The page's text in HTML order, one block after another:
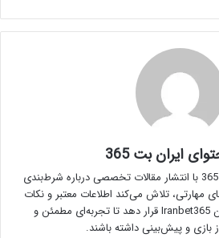
ایران بت 365
تیم تولید محتوای ایران بت 365 با انتشار مقالات تخصصی درباره شرط‌بندی
مهارتی، تلاش می‌کند اطلاعات معتبر و نکات
کاربردی را در اختیار کاربران Iranbet365 قرار دهد تا تجربه‌ای مطمئن و
بازی و پیش‌بینی داشته باشند.